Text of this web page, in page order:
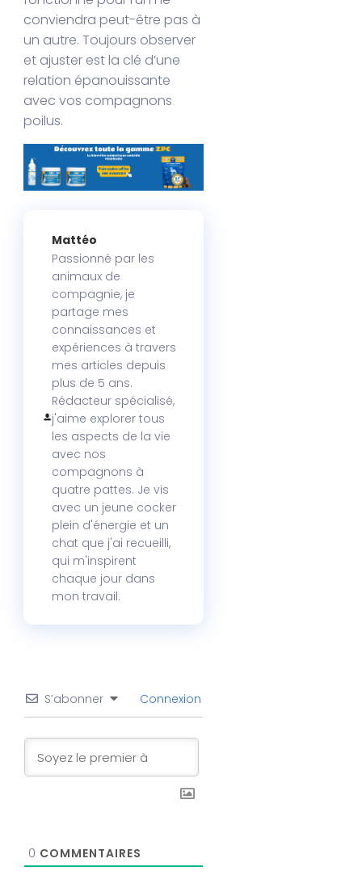
conviendra peut-être pas à
un autre. Toujours observer
et ajuster est la clé d’une
relation épanouissante
avec vos compagnons
poilus.
Mattéo
Passionné par les
animaux de
compagnie, je
partage mes
connaissances et
expériences à travers
mes articles depuis
plus de 5 ans.
Rédacteur spécialisé,
j'aime explorer tous
les aspects de la vie
avec nos
compagnons à
quatre pattes. Je vis
avec un jeune cocker
plein d'énergie et un
chat que j'ai recueilli,
qui m'inspirent
chaque jour dans
mon travail.
S’abonner Connexion
0 COMMENTAIRES